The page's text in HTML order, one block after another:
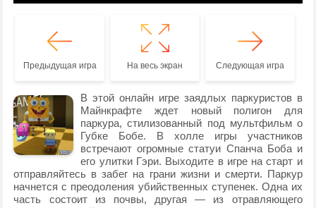
Предыдущая игра На весь экран Следующая игра
В этой онлайн игре заядлых паркуристов в
Майнкрафте ждет новый полигон для
паркура, стилизованный под мультфильм о
Губке Бобе. В холле игры участников
встречают огромные статуи Спанча Боба и
его улитки Гэри. Выходите в игре на старт и
отправляйтесь в забег на грани жизни и смерти. Паркур
начнется с преодоления убийственных ступенек. Одна их
часть состоит из почвы, другая — из отравляющего